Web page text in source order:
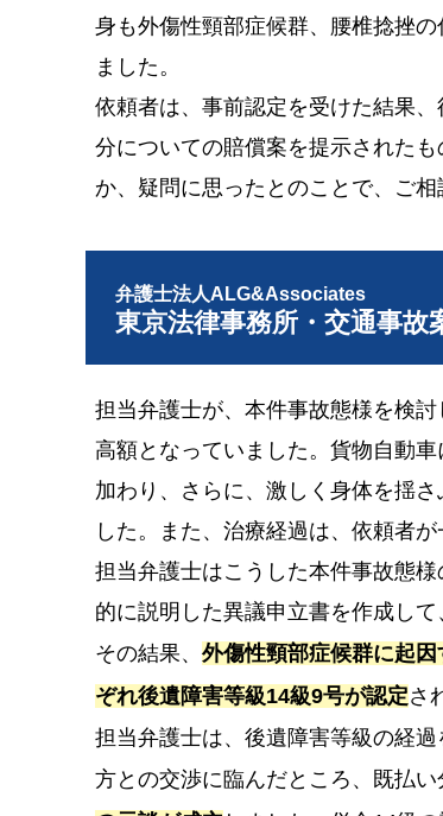
身も外傷性頸部症候群、腰椎捻挫
ました。
依頼者は、事前認定を受けた結果
分についての賠償案を提示された
か、疑問に思ったとのことで、ご相
弁護士法人ALG&Associates
東京法律事務所・交通事
担当弁護士が、本件事故態様を検
高額となっていました。貨物自動
加わり、さらに、激しく身体を揺
した。また、治療経過は、依頼者
担当弁護士はこうした本件事故態
的に説明した異議申立書を作成して
その結果、 外傷性頸部症候群に起
ぞれ後遺障害等級14級9号が認定さ
担当弁護士は、後遺障害等級の経
方との交渉に臨んだところ、既払い